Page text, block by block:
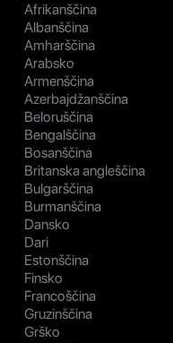
Afrikanščina
Albanščina
Amharščina
Arabsko
Armenščina
Azerbajdžanščina
Beloruščina
Bengalščina
Bosanščina
Britanska angleščina
Bulgarščina
Burmanščina
Dansko
Dari
Estonščina
Finsko
Francoščina
Gruzinščina
Grško